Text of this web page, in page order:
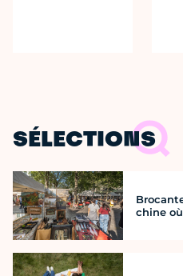
SÉLECTIONS
chine